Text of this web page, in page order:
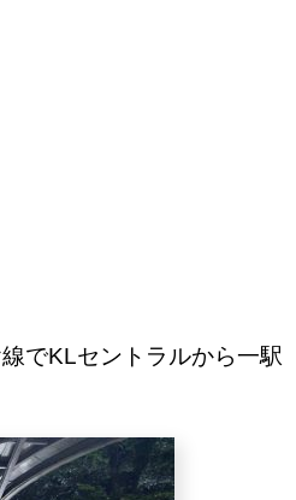
でKLセントラルから一駅